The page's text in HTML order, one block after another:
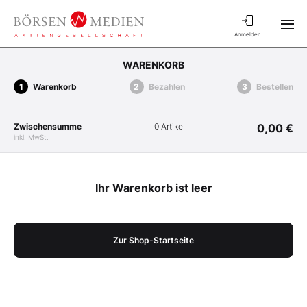
Anmelden
WARENKORB
Warenkorb Bezahlen Bestellen
Zwischensumme
inkl. MwSt.
0 Artikel 0,00 €
Ihr Warenkorb ist leer
Zur Shop-Startseite